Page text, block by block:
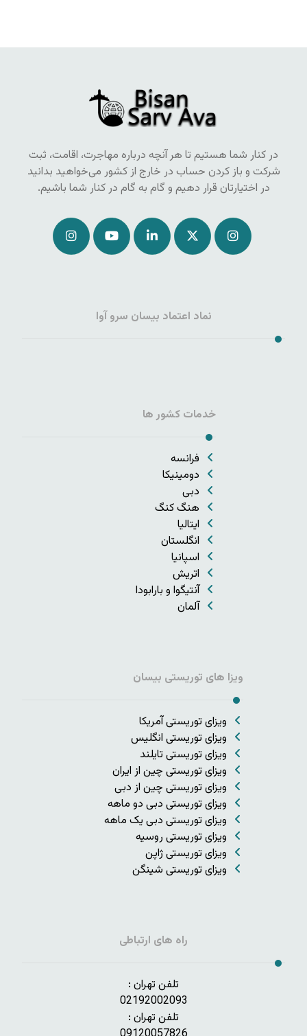
در کنار شما هستیم تا هر آنچه درباره مهاجرت، اقامت، ثبت
شرکت و باز کردن حساب در خارج از کشور می‌خواهید بدانید
در اختیارتان قرار دهیم و گام به گام در کنار شما باشیم.
نماد اعتماد بیسان سرو آوا
خدمات کشور ها
فرانسه
دومینیکا
دبی
هنگ کنگ
ایتالیا
انگلستان
اسپانیا
اتریش
آنتیگوا و بارابودا
آلمان
ویزا های توریستی بیسان
ویزای توریستی آمریکا
ویزای توریستی انگلیس
ویزای توریستی تایلند
ویزای توریستی چین از ایران
ویزای توریستی چین از دبی
ویزای توریستی دبی دو ماهه
ویزای توریستی دبی یک ماهه
ویزای توریستی روسیه
ویزای توریستی ژاپن
ویزای توریستی شینگن
راه های ارتباطی
تلفن تهران :
02192002093
تلفن تهران :